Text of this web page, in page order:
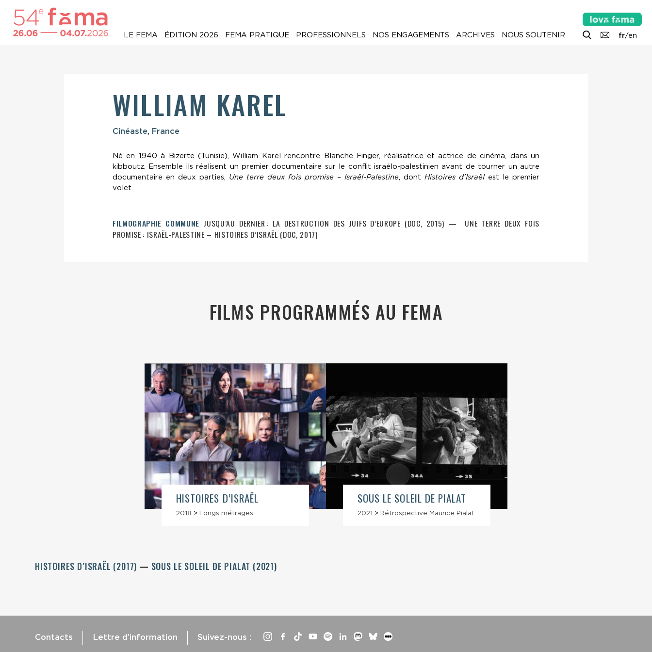
fr/en
LE FEMA ÉDITION 2026 FEMA PRATIQUE PROFESSIONNELS NOS ENGAGEMENTS ARCHIVES NOUS SOUTENIR
WILLIAM KAREL
Cinéaste, France
Né en 1940 à Bizerte (Tunisie), William Karel rencontre Blanche Finger, réalisatrice et actrice de cinéma, dans un
kibboutz. Ensemble ils réalisent un premier documentaire sur le conflit israélo-palestinien avant de tourner un autre
documentaire en deux parties, Une terre deux fois promise – Israël-Palestine, dont Histoires d’Israëlest le premier
volet.
FILMOGRAPHIE COMMUNE JUSQU’AU DERNIER : LA DESTRUCTION DES JUIFS D’EUROPE (DOC, 2015) — UNE TERRE DEUX FOIS
PROMISE : ISRAËL-PALESTINE – HISTOIRES D’ISRAËL (DOC, 2017)
FILMS PROGRAMMÉS AU FEMA
HISTOIRES D’ISRAËL
2018 > Longs métrages
SOUS LE SOLEIL DE PIALAT
2021 > Rétrospective Maurice Pialat
HISTOIRES D’ISRAËL (2017) SOUS LE SOLEIL DE PIALAT (2021)
Contacts Lettre d’information Suivez-nous :